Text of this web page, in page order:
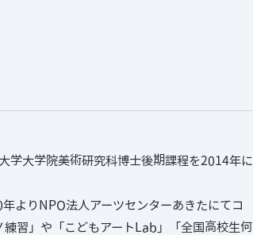
学大学院美術研究科博士後期課程を2014年に
よりNPO法人アーツセンターあきたにてコ
習」や「こどもアートLab」「全国高校生何